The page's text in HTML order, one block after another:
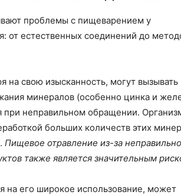
проблемы с пищеварением у
от естественных соединений до
на свою изысканность, могут вызывать
минералов (особенно цинка и
при неправильном обращении.
больших количеств этих
Пищевое отравление из-за неправильно
также является значительным
на его широкое использование, может